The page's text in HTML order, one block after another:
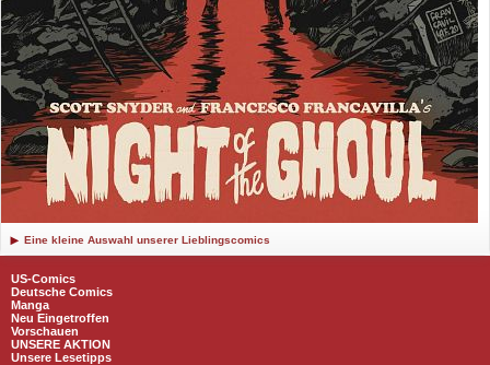
Eine kleine Auswahl unserer Lieblingscomics
US-Comics
Deutsche Comics
Manga
Neu Eingetroffen
Vorschauen
UNSERE AKTION
Unsere Lesetipps